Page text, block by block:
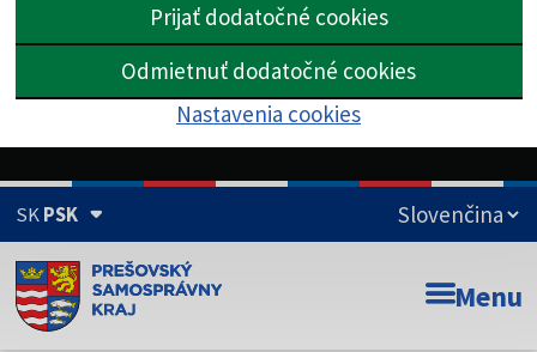
Prijať dodatočné cookies
Odmietnuť dodatočné cookies
Nastavenia cookies
SKPSK
Doména psk.sk je oficiálna
Toto je oficiálna webová stránka Prešovského
Menu